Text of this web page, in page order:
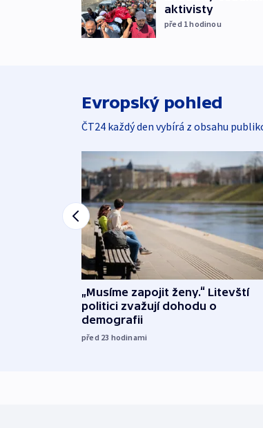
aktivisty
před 1hodinou
Evropský pohled
ČT24 každý den vybírá z obsahu
„Musíme zapojit ženy.“ Litevští
politici zvažují dohodu o
demografii
před 23 hodinami